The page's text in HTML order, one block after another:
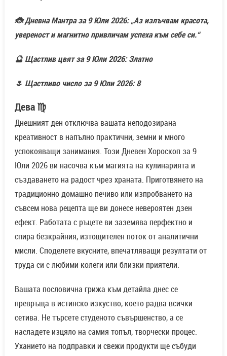
🐞 Дневна Мантра за 9 Юли 2026: „Аз излъчвам красота,
увереност и магнитно привличам успеха към себе си.“
🔮 Щастлив цвят за 9 Юли 2026: Златно
🌷 Щастливо число за 9 Юли 2026: 8
Дева ♍
Днешният ден отключва вашата неподозирана
креативност в напълно практични, земни и много
успокояващи занимания. Този Дневен Хороскоп за 9
Юли 2026 ви насочва към магията на кулинарията и
създаването на радост чрез храната. Приготвянето на
традиционно домашно печиво или изпробването на
съвсем нова рецепта ще ви донесе невероятен дзен
ефект. Работата с ръцете ви заземява перфектно и
спира безкрайния, изтощителен поток от аналитични
мисли. Споделете вкусните, впечатляващи резултати от
труда си с любими колеги или близки приятели.
Вашата пословична грижа към детайла днес се
превръща в истинско изкуство, което радва всички
сетива. Не търсете студеното съвършенство, а се
насладете изцяло на самия топъл, творчески процес.
Уханието на подправки и свежи продукти ще събуди